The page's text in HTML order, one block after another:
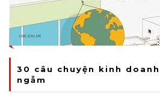
30 câu chuyện kinh
ngẫm